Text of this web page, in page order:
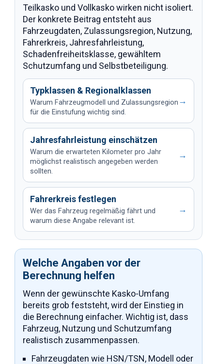
Teilkasko und Vollkasko wirken nicht isoliert.
Der konkrete Beitrag entsteht aus
Fahrzeugdaten, Zulassungsregion, Nutzung,
Fahrerkreis, Jahresfahrleistung,
Schadenfreiheitsklasse, gewähltem
Schutzumfang und Selbstbeteiligung.
Typklassen & Regionalklassen
Warum Fahrzeugmodell und Zulassungsregion
für die Einstufung wichtig sind.
→
Jahresfahrleistung einschätzen
Warum die erwarteten Kilometer pro Jahr
möglichst realistisch angegeben werden
sollten.
→
Fahrerkreis festlegen
Wer das Fahrzeug regelmäßig fährt und
warum diese Angabe relevant ist.
→
Welche Angaben vor der
Berechnung helfen
Wenn der gewünschte Kasko-Umfang
bereits grob feststeht, wird der Einstieg in
die Berechnung einfacher. Wichtig ist, dass
Fahrzeug, Nutzung und Schutzumfang
realistisch zusammenpassen.
Fahrzeugdaten wie HSN/TSN, Modell oder